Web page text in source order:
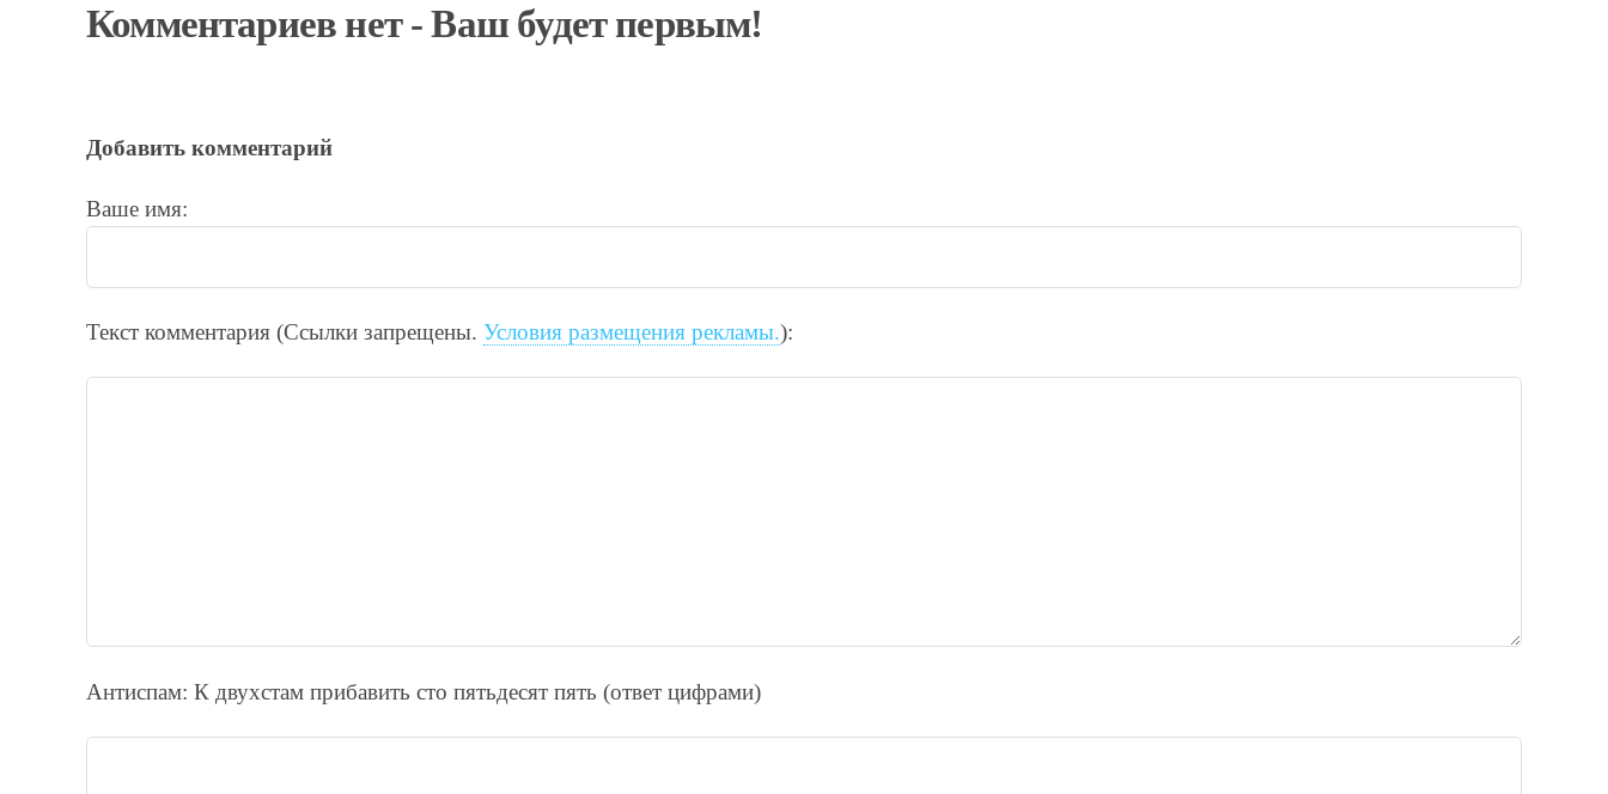
Комментариев нет - Ваш будет первым!
Добавить комментарий
Ваше имя:
Текст комментария (Ссылки запрещены. Условия размещения рекламы.):
Антиспам: К двухcтам прибавить cто пятьдecят пять (ответ цифрами)